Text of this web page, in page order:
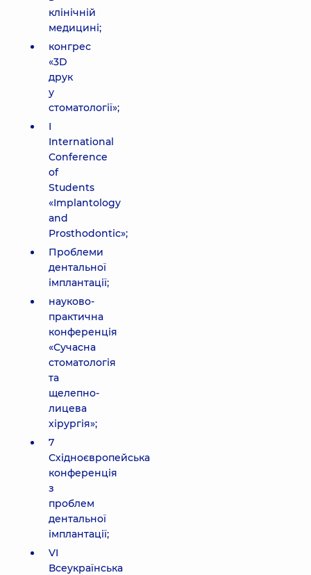
клінічній
медицині;
конгрес
«3D
друк
у
стоматології»;
I
International
Conference
of
Students
«Implantology
and
Prosthodontic»;
Проблеми
дентальної
імплантації;
науково-
практична
конференція
«Сучасна
стоматологія
та
щелепно-
лицева
хірургія»;
7
Східноєвропейська
конференція
з
проблем
дентальної
імплантації;
VI
Всеукраїнська